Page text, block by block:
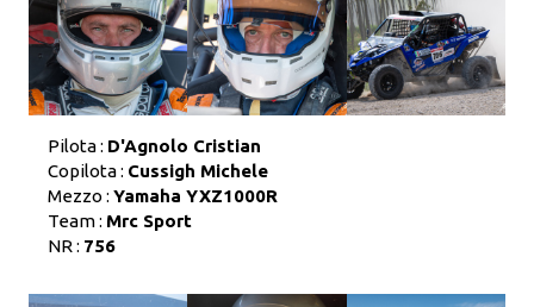
Pilota : D'Agnolo Cristian
Copilota : Cussigh Michele
Mezzo : Yamaha YXZ1000R
Team : Mrc Sport
NR : 756